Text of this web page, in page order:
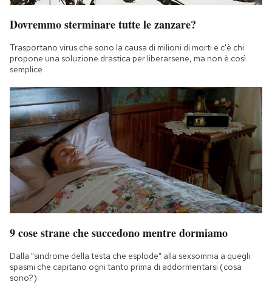
Dovremmo sterminare tutte le zanzare?
Trasportano virus che sono la causa di milioni di morti e c'è chi
propone una soluzione drastica per liberarsene, ma non è così
semplice
9 cose strane che succedono mentre dormiamo
Dalla "sindrome della testa che esplode" alla sexsomnia a quegli
spasmi che capitano ogni tanto prima di addormentarsi (cosa
sono?)